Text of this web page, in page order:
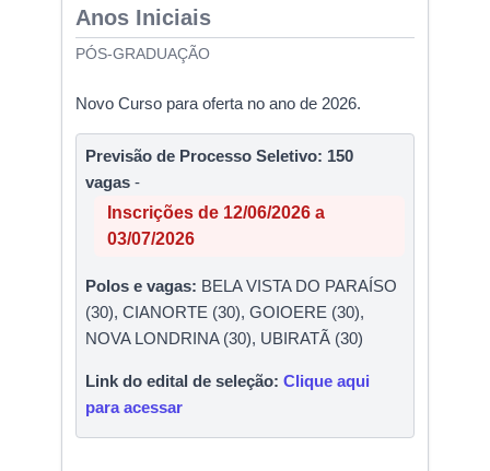
Anos Iniciais
PÓS-GRADUAÇÃO
Novo Curso para oferta no ano de 2026.
Previsão de Processo Seletivo: 150
vagas -
Inscrições de 12/06/2026 a
03/07/2026
Polos e vagas: BELA VISTA DO PARAÍSO
(30), CIANORTE (30), GOIOERE (30),
NOVA LONDRINA (30), UBIRATÃ (30)
Link do edital de seleção: Clique aqui
para acessar